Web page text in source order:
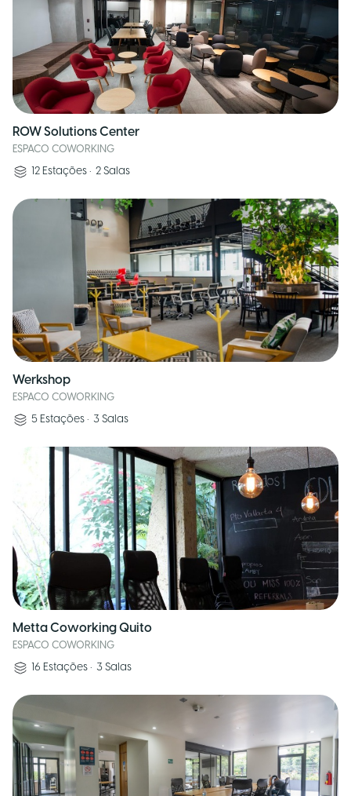
ROW Solutions Center
ESPACO COWORKING
12 Estações • 2 Salas
Werkshop
ESPACO COWORKING
5 Estações • 3 Salas
Metta Coworking Quito
ESPACO COWORKING
16 Estações • 3 Salas